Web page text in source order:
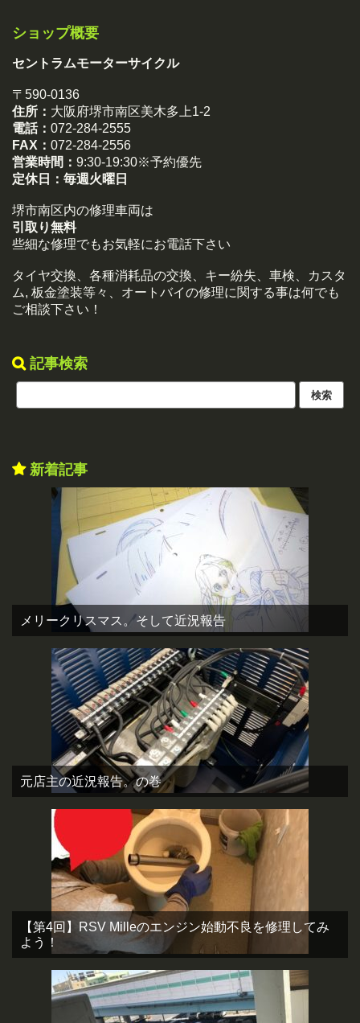
ショップ概要
セントラムモーターサイクル
〒590-0136
住所： 大阪府堺市南区美木多上1-2
電話： 072-284-2555
FAX： 072-284-2556
営業時間： 9:30-19:30※予約優先
定休日： 毎週火曜日
堺市南区内の修理車両は
引取り無料
些細な修理でもお気軽にお電話下さい
タイヤ交換、各種消耗品の交換、キー紛失、車検、カスタ
ム, 板金塗装等々、オートバイの修理に関する事は何でも
ご相談下さい！
記事検索
新着記事
メリークリスマス。そして近況報告
元店主の近況報告。の巻
【第4回】RSV Milleのエンジン始動不良を修理してみ
よう！